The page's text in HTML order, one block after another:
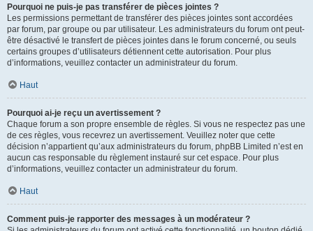
Pourquoi ne puis-je pas transférer de pièces jointes ?
Les permissions permettant de transférer des pièces jointes sont accordées
par forum, par groupe ou par utilisateur. Les administrateurs du forum ont peut-
être désactivé le transfert de pièces jointes dans le forum concerné, ou seuls
certains groupes d’utilisateurs détiennent cette autorisation. Pour plus
d’informations, veuillez contacter un administrateur du forum.
Haut
Pourquoi ai-je reçu un avertissement ?
Chaque forum a son propre ensemble de règles. Si vous ne respectez pas une
de ces règles, vous recevrez un avertissement. Veuillez noter que cette
décision n’appartient qu’aux administrateurs du forum, phpBB Limited n’est en
aucun cas responsable du règlement instauré sur cet espace. Pour plus
d’informations, veuillez contacter un administrateur du forum.
Haut
Comment puis-je rapporter des messages à un modérateur ?